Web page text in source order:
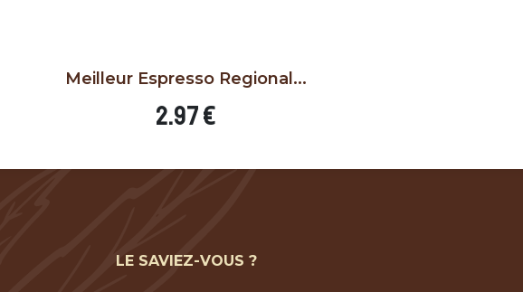
AJOUTER AU PANIER
Meilleur Espresso Regional...
Prix
2.97 €
LE SAVIEZ-VOUS ?